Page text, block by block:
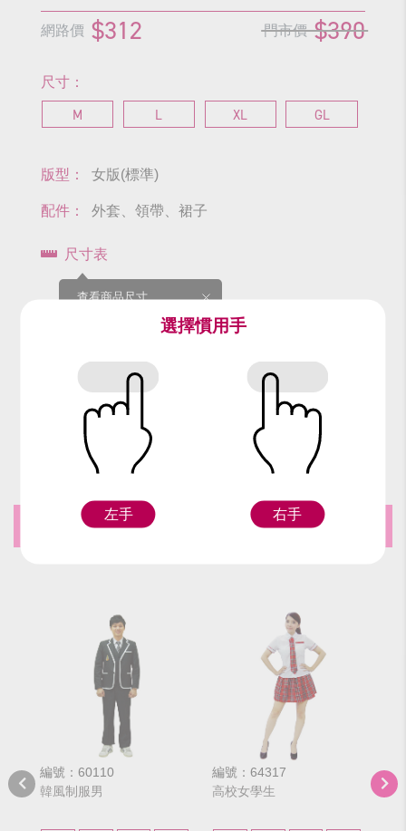
網路價 $312 門市價 $390
尺寸：
M L XL GL
版型： 女版(標準)
配件： 外套、領帶、裙子
尺寸表
查看商品尺寸
#student #學生制服
#日韓制服 #韓風
推薦商品
編號：60110
韓風制服男
編號：64317
高校女學生
編
紅
選擇慣用手
左手 右手